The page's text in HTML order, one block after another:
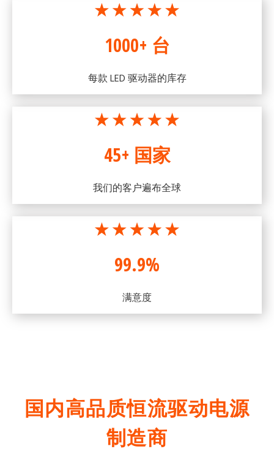
1000+ 台
每款 LED 驱动器的库存
45+ 国家
我们的客户遍布全球
99.9%
满意度
国内高品质恒流驱动电源
制造商